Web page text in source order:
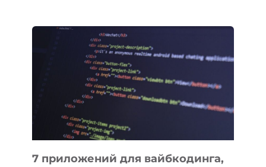
ПОЛЕЗНЫХ
ИНСТРУМЕНТОВ
ДЛЯ
РАБОТЫ
7 приложений для вайбкодинга,